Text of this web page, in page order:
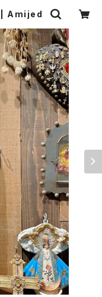
| Amijed